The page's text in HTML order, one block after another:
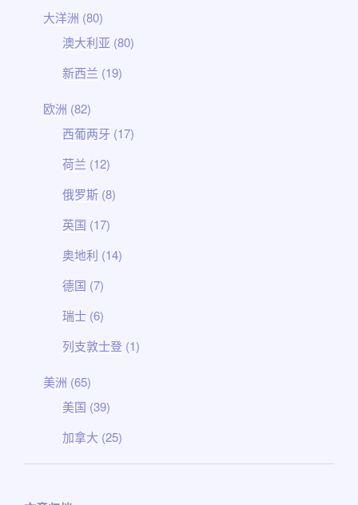
大洋洲 (80)
澳大利亚 (80)
新西兰 (19)
欧洲 (82)
西葡两牙 (17)
荷兰 (12)
俄罗斯 (8)
英国 (17)
奥地利 (14)
德国 (7)
瑞士 (6)
列支敦士登 (1)
美洲 (65)
美国 (39)
加拿大 (25)